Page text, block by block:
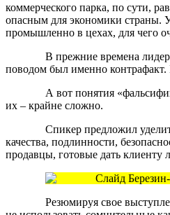
коммерческого парка, по сути,
опасным для экономики страны.
промышленно в цехах, для чего
В прежние времена
поводом был именно контрафакт.
А вот понятия
их – крайне сложно.
Спикер предложил
качества, подлинности,
продавцы, готовые дать
Резюмируя свое